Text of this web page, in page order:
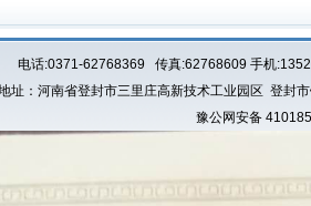
电话:0371-62768369 传真:62768609 手机
址：河南省登封市三里庄高新技术工业园区 登封
豫公网安备